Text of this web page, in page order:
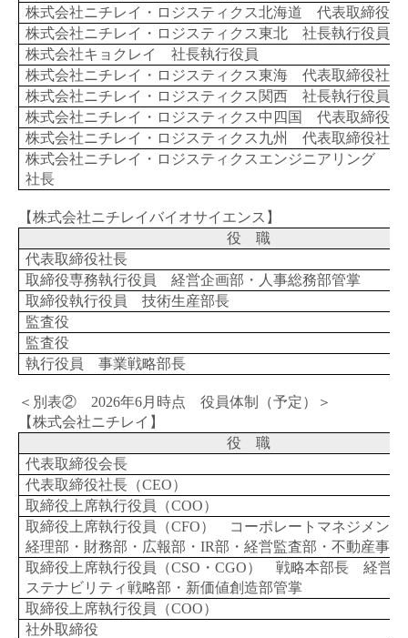
株式会社ニチレイ・ロジスティクス北海道 代表取締役社
株式会社ニチレイ・ロジスティクス東北 社長執行役員
株式会社キョクレイ 社長執行役員
株式会社ニチレイ・ロジスティクス東海 代表取締役社長
株式会社ニチレイ・ロジスティクス関西 社長執行役員
株式会社ニチレイ・ロジスティクス中四国 代表取締役社
株式会社ニチレイ・ロジスティクス九州 代表取締役社長
株式会社ニチレイ・ロジスティクスエンジニアリング 代
社長
【株式会社ニチレイバイオサイエンス】
役 職
代表取締役社長
取締役専務執行役員 経営企画部・人事総務部管掌
取締役執行役員 技術生産部長
監査役
監査役
執行役員 事業戦略部長
＜別表② 2026年6月時点 役員体制（予定）＞
【株式会社ニチレイ】
役 職
代表取締役会長
代表取締役社長（CEO）
取締役上席執行役員（COO）
取締役上席執行役員（CFO） コーポレートマネジメン
経理部・財務部・広報部・ IR部・経営監査部・不動産事業
取締役上席執行役員（CSO ・ CGO） 戦略本部長 経営企
ステナビリティ戦略部・新価値創造部管掌
取締役上席執行役員（COO）
社外取締役